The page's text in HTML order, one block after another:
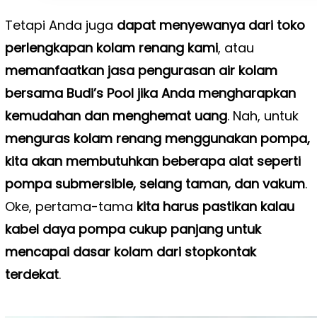
Tetapi Anda juga dapat menyewanya dari toko
perlengkapan kolam renang kami, atau
memanfaatkan jasa pengurasan air kolam
bersama Budi’s Pool jika Anda mengharapkan
kemudahan dan menghemat uang. Nah, untuk
menguras kolam renang menggunakan pompa,
kita akan membutuhkan beberapa alat seperti
pompa submersible, selang taman, dan vakum.
Oke, pertama-tama kita harus pastikan kalau
kabel daya pompa cukup panjang untuk
mencapai dasar kolam dari stopkontak
terdekat.